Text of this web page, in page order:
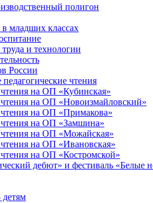
полигон
младших классах
и технологии
России
чтения
на ОП «Кубинская»
на ОП «Новоизмайловский»
на ОП «Примакова»
чтения на ОП «Замшина»
чтения на ОП «Можайская»
на ОП «Ивановская»
на ОП «Костромской»
дебют» и фестиваль «Белые